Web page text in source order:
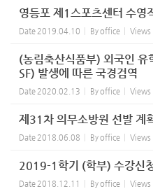
영등포 제1스포츠센터 수영
Date 2019.04.10 Byoffice Views
(농림축산식품부) 외국인
SF) 발생에 따른 국경검역
Date 2020.02.13 Byoffice Views
제31차 의무소방원 선발 계
Date 2018.06.08 Byoffice Views
2019-1학기 (학부) 수강신
Date 2018.12.11 Byoffice Views